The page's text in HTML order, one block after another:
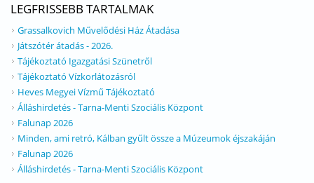
LEGFRISSEBB TARTALMAK
Grassalkovich Művelődési Ház Átadása
Játszótér átadás - 2026.
Tájékoztató Igazgatási Szünetről
Tájékoztató Vízkorlátozásról
Heves Megyei Vízmű Tájékoztató
Álláshirdetés - Tarna-Menti Szociális Központ
Falunap 2026
Minden, ami retró, Kálban gyűlt össze a Múzeumok éjszakáján
Falunap 2026
Álláshirdetés - Tarna-Menti Szociális Központ